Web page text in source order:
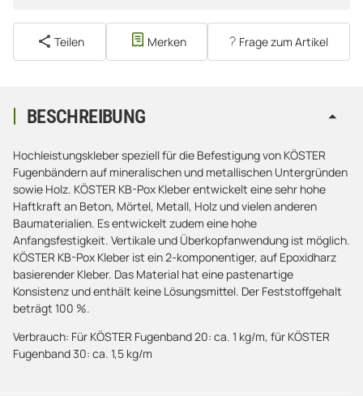
Teilen Merken Frage zum Artikel
BESCHREIBUNG
Hochleistungskleber speziell für die Befestigung von KÖSTER
Fugenbändern auf mineralischen und metallischen Untergründen
sowie Holz. KÖSTER KB-Pox Kleber entwickelt eine sehr hohe
Haftkraft an Beton, Mörtel, Metall, Holz und vielen anderen
Baumaterialien. Es entwickelt zudem eine hohe
Anfangsfestigkeit. Vertikale und Überkopfanwendung ist möglich.
KÖSTER KB-Pox Kleber ist ein 2-komponentiger, auf Epoxidharz
basierender Kleber. Das Material hat eine pastenartige
Konsistenz und enthält keine Lösungsmittel. Der Feststoffgehalt
beträgt 100 %.
Verbrauch: Für KÖSTER Fugenband 20: ca. 1 kg/m, für KÖSTER
Fugenband 30: ca. 1,5 kg/m